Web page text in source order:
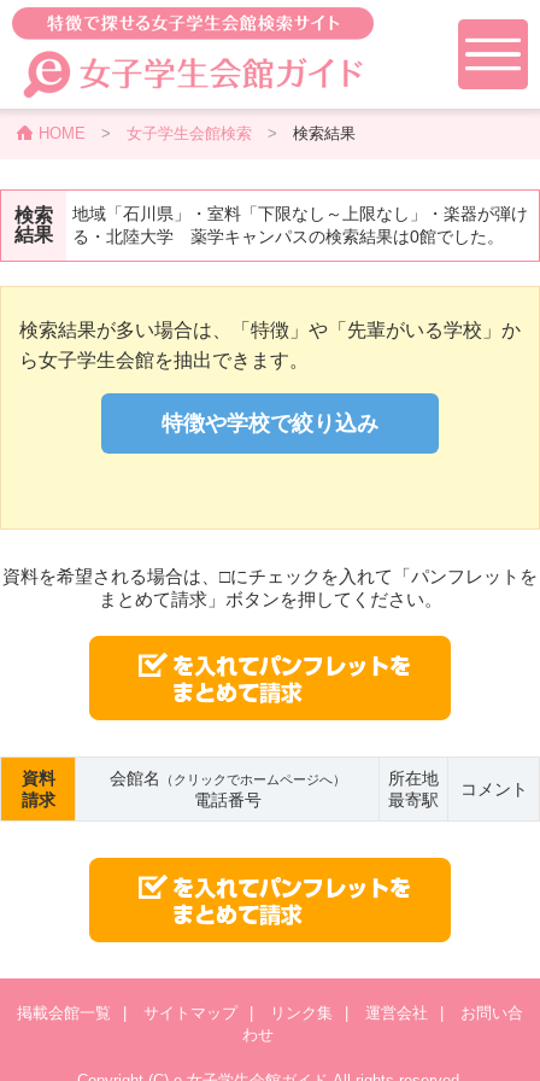
HOME > 女子学生会館検索> 検索結果
検索
結果
地域「石川県」・室料「下限なし～上限なし」・楽器が弾け
る・北陸大学 薬学キャンパスの検索結果は0館でした。
検索結果が多い場合は、「特徴」や「先輩がいる学校」か
ら女子学生会館を抽出できます。
資料を希望される場合は、□にチェックを入れて「パンフレットを
まとめて請求」ボタンを押してください。
資料
請求
会館名 （クリックでホームページへ）
電話番号
所在地
最寄駅
コメント
掲載会館一覧 サイトマップ リンク集 運営会社
お問い合
わせ